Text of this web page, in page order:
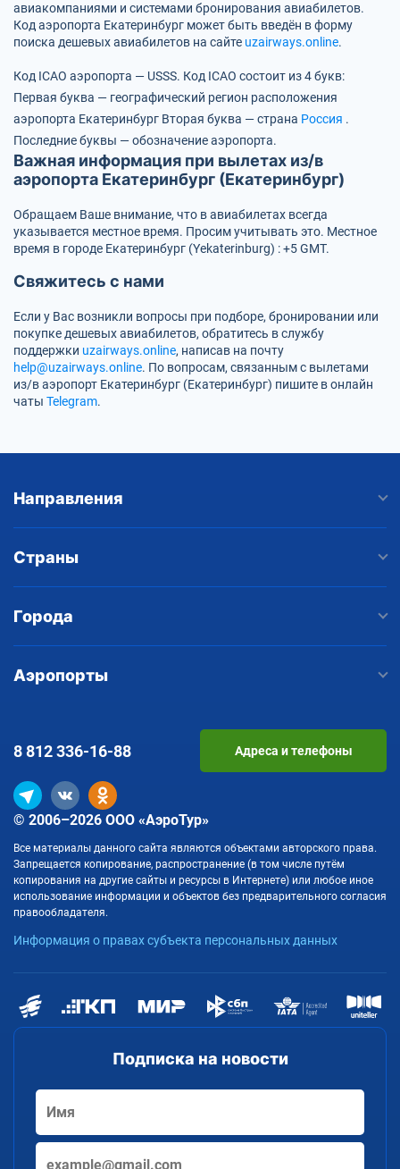
авиакомпаниями и системами бронирования авиабилетов.
Код аэропорта Екатеринбург может быть введён в форму
поиска дешевых авиабилетов на сайте uzairways.online.
Код ICAO аэропорта — USSS. Код ICAO состоит из 4 букв:
Первая буква — географический регион расположения
аэропорта Екатеринбург Вторая буква — страна Россия .
Последние буквы — обозначение аэропорта.
Важная информация при вылетах из/в
аэропорта Екатеринбург (Екатеринбург)
Обращаем Ваше внимание, что в авиабилетах всегда
указывается местное время. Просим учитывать это. Местное
время в городе Екатеринбург (Yekaterinburg) : +5 GMT.
Свяжитесь с нами
Если у Вас возникли вопросы при подборе, бронировании или
покупке дешевых авиабилетов, обратитесь в службу
поддержки uzairways.online, написав на почту
help@uzairways.online. По вопросам, связанным с вылетами
из/в аэропорт Екатеринбург (Екатеринбург) пишите в онлайн
чаты Telegram.
Направления
Страны
Города
Аэропорты
Подписка на новости
© 2006–2026 ООО «АэроТур»
Все материалы данного сайта являются объектами авторского права.
Запрещается копирование, распространение (в том числе путём
копирования на другие сайты и ресурсы в Интернете) или любое иное
использование информации и объектов без предварительного согласия
правообладателя.
Информация о правах субъекта персональных данных
8 812336-16-88 Адреса и телефоны